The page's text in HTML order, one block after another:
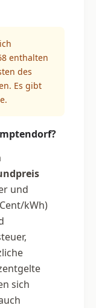
enthalten
des
Es gibt
und
kWh)
sich